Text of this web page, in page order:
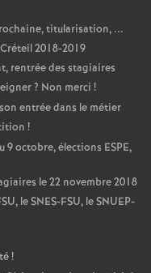
titularisation, ...
2018-2019
rentrée des stagiaires
? Non merci !
entrée dans le métier
!
9 octobre, élections ESPE,
le 22 novembre 2018
, leSNES-FSU, leSNUEP-
!